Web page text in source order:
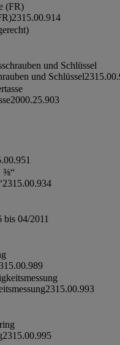
(FR)
2315.00.914
und Schlüssel
und Schlüssel
2000.25.903
⅜“
2315.00.934
04/2011
2315.00.993
2315.00.995